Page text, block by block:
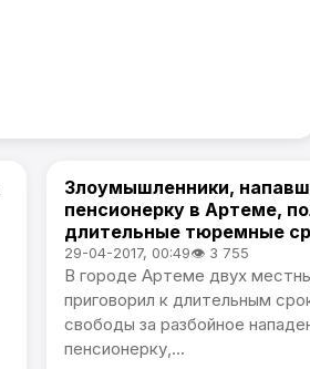
Происшествия
Злоумышленники,
пенсионерку в Артеме,
длительные тюремные
29-04-2017, 00:49👁 3 755
В городе Артеме двух
приговорил к длительным
свободы за разбойное
пенсионерку,...